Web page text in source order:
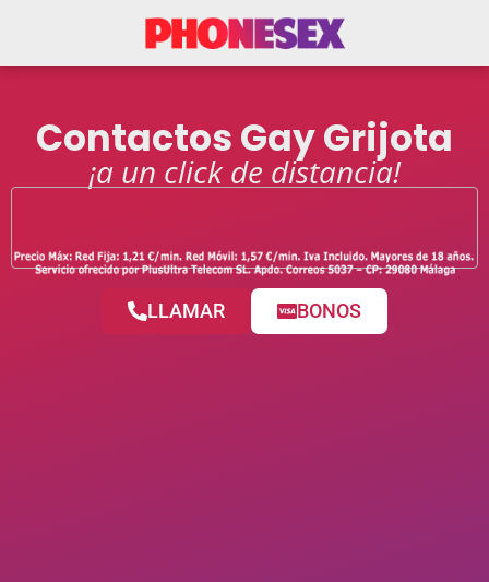
Contactos Gay Grijota
¡a un click de distancia!
LLAMAR BONOS